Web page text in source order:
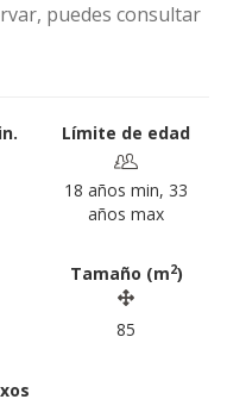
puedes consultar
Límite de edad
18 años min, 33
años max
Tamaño (m2)
85